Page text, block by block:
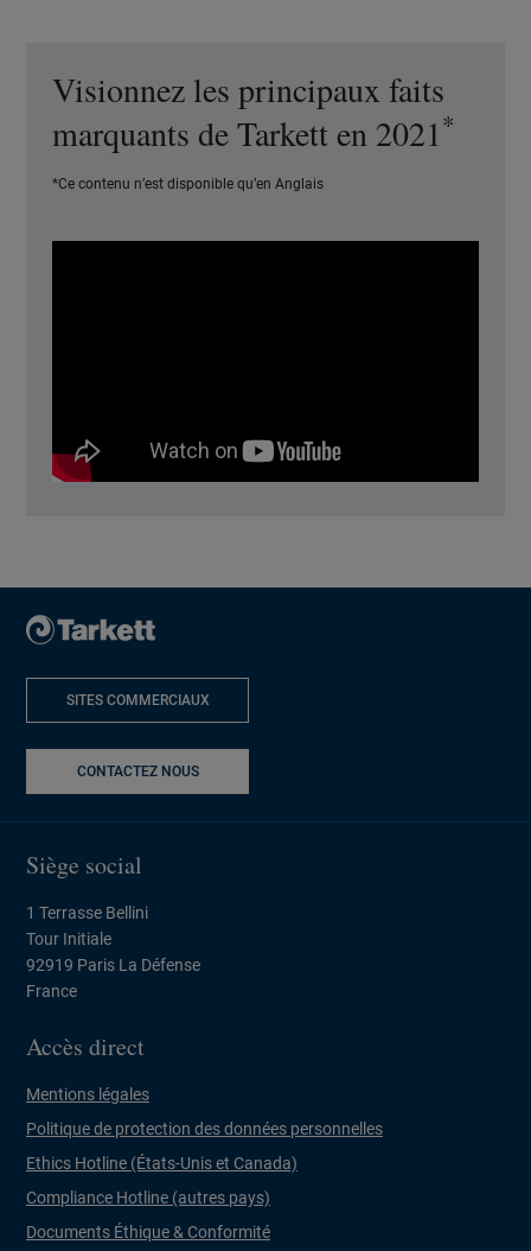
Visionnez les principaux faits
marquants de Tarkett en 2021 *
*Ce contenu n’est disponible qu’en Anglais
SITES COMMERCIAUX
CONTACTEZ NOUS
Siège social
1 Terrasse Bellini
Tour Initiale
92919 Paris La Défense
France
Accès direct
Mentions légales
Politique de protection des données personnelles
Ethics Hotline (États-Unis et Canada)
Compliance Hotline (autres pays)
Documents Éthique & Conformité